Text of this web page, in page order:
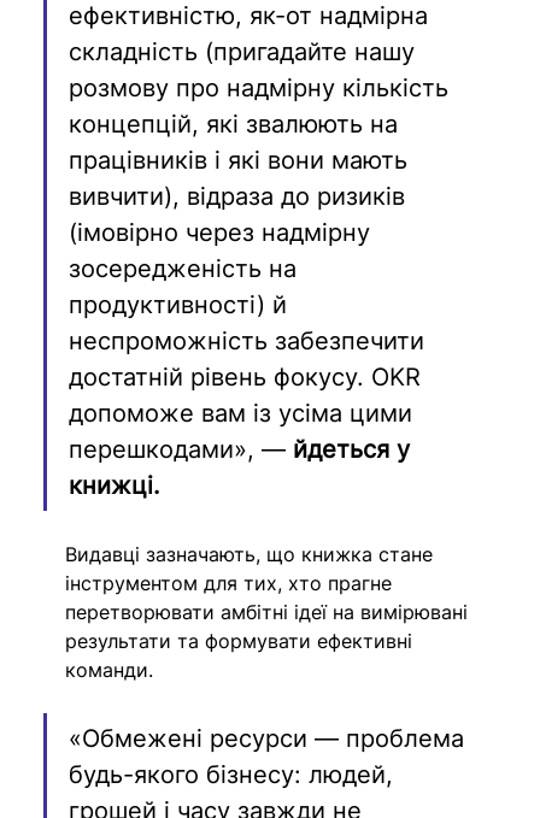
ефективністю, як-от надмірна
складність (пригадайте нашу
розмову про надмірну кількість
концепцій, які звалюють на
працівників і які вони мають
вивчити), відраза до ризиків
(імовірно через надмірну
зосередженість на
продуктивності) й
неспроможність забезпечити
достатній рівень фокусу. OKR
допоможе вам із усіма цими
перешкодами», — йдеться у
книжці.
Видавці зазначають, що книжка стане
інструментом для тих, хто прагне
перетворювати амбітні ідеї на вимірювані
результати та формувати ефективні
команди.
«Обмежені ресурси — проблема
будь-якого бізнесу: людей,
грошей і часу завжди не